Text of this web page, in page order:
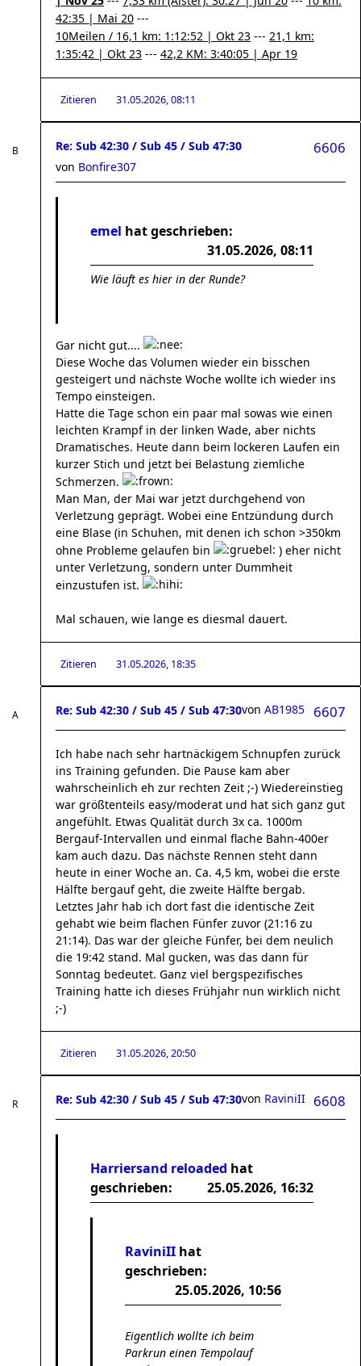
42:35 | Mai 20 ---
10Meilen / 16,1 km: 1:12:52 | Okt 23 --- 21,1 km:
1:35:42 | Okt 23 --- 42,2 KM: 3:40:05 | Apr 19
Zitieren 31.05.2026, 08:11
Re: Sub 42:30 / Sub 45 / Sub 47:30 6606
von Bonfire307
emel hat geschrieben:
31.05.2026, 08:11
Wie läuft es hier in der Runde?
Gar nicht gut....
Diese Woche das Volumen wieder ein bisschen
gesteigert und nächste Woche wollte ich wieder ins
Tempo einsteigen.
Hatte die Tage schon ein paar mal sowas wie einen
leichten Krampf in der linken Wade, aber nichts
Dramatisches. Heute dann beim lockeren Laufen ein
kurzer Stich und jetzt bei Belastung ziemliche
Schmerzen.
Man Man, der Mai war jetzt durchgehend von
Verletzung geprägt. Wobei eine Entzündung durch
eine Blase (in Schuhen, mit denen ich schon >350km
ohne Probleme gelaufen bin
) eher nicht
unter Verletzung, sondern unter Dummheit
einzustufen ist.
Mal schauen, wie lange es diesmal dauert.
Zitieren 31.05.2026, 18:35
Re: Sub 42:30 / Sub 45 / Sub 47:30 6607
von AB1985
Ich habe nach sehr hartnäckigem Schnupfen zurück
ins Training gefunden. Die Pause kam aber
wahrscheinlich eh zur rechten Zeit ;-) Wiedereinstieg
war größtenteils easy/moderat und hat sich ganz gut
angefühlt. Etwas Qualität durch 3x ca. 1000m
Bergauf-Intervallen und einmal flache Bahn-400er
kam auch dazu. Das nächste Rennen steht dann
heute in einer Woche an. Ca. 4,5 km, wobei die erste
Hälfte bergauf geht, die zweite Hälfte bergab.
Letztes Jahr hab ich dort fast die identische Zeit
gehabt wie beim flachen Fünfer zuvor (21:16 zu
21:14). Das war der gleiche Fünfer, bei dem neulich
die 19:42 stand. Mal gucken, was das dann für
Sonntag bedeutet. Ganz viel bergspezifisches
Training hatte ich dieses Frühjahr nun wirklich nicht
;-)
Zitieren 31.05.2026, 20:50
Re: Sub 42:30 / Sub 45 / Sub 47:30 6608
von RaviniII
Harriersand reloaded hat
geschrieben:
25.05.2026, 16:32
RaviniII hat
geschrieben:
25.05.2026, 10:56
Eigentlich wollte ich beim
Parkrun einen Tempolauf